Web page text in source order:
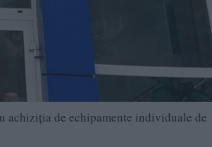
achiziția de echipamente individuale de